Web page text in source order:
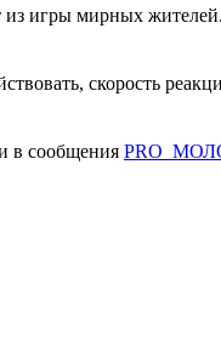
игры мирных
скорость
в сообщения